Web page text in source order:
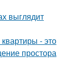
выглядит
- это
простора